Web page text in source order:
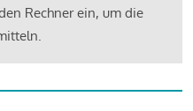
Rechner ein, um die